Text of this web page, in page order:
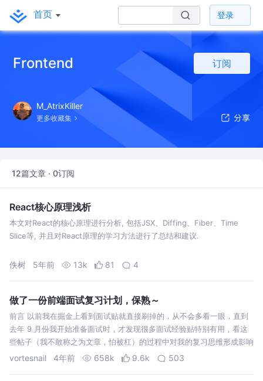
首页 登录
Frontend 订阅
M_AtrixKiller
更多收藏集
12篇文章 · 0订阅
React核心原理浅析
本文对React的核心原理进行分析, 包括JSX、Diffing、Fiber、Time
Slice等, 并且对React原理的学习方法进行了总结和建议.
佚树 5年前 13k 81 4
做了一份前端面试复习计划，保熟～
前言 以前我在掘金上看到面试贴就直接刷掉的，从不会多看一眼，直到
去年 9 月份我开始准备面试时，才发现很多面试经验贴特别有用，看这
些帖子（我不敢称之为文章，怕被杠）的过程中对我的复习思维形成影响
很大，
vortesnail 4年前 658k 9.6k 503